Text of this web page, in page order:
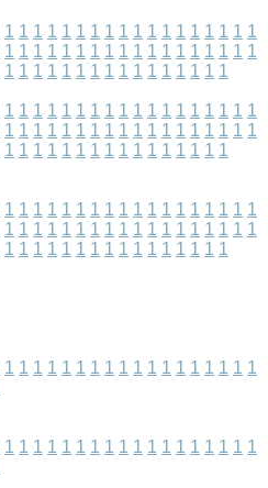
1 1 1 1 1 1 1 1 1 1 1 1 1 1 1 1 1 1
1 1 1 1 1 1 1 1 1 1 1 1 1 1 1 1 1 1
1 1 1 1 1 1 1 1 1 1 1 1 1 1 1 1
1 1 1 1 1 1 1 1 1 1 1 1 1 1 1 1 1 1
1 1 1 1 1 1 1 1 1 1 1 1 1 1 1 1 1 1
1 1 1 1 1 1 1 1 1 1 1 1 1 1 1 1
1 1 1 1 1 1 1 1 1 1 1 1 1 1 1 1 1 1
1 1 1 1 1 1 1 1 1 1 1 1 1 1 1 1 1 1
1 1 1 1 1 1 1 1 1 1 1 1 1 1 1 1
1 1 1 1 1 1 1 1 1 1 1 1 1 1 1 1 1 1
1 1 1 1 1 1 1 1 1 1 1 1 1 1 1 1 1 1